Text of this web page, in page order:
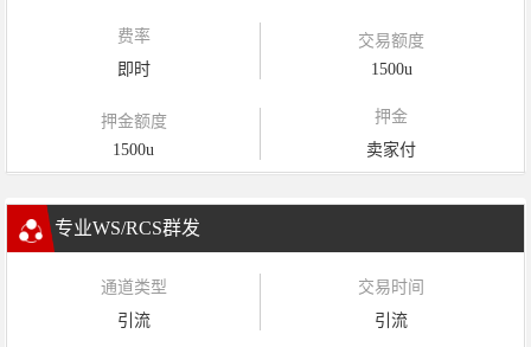
费率
即时
交易额度
1500u
押金额度
1500u
押金
卖家付
专业WS/RCS群发
通道类型
引流
交易时间
引流